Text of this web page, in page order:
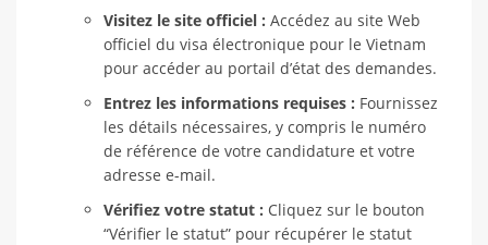
Visitez le site officiel : Accédez au site Web
officiel du visa électronique pour le Vietnam
pour accéder au portail d’état des demandes.
Entrez les informations requises : Fournissez
les détails nécessaires, y compris le numéro
de référence de votre candidature et votre
adresse e-mail.
Vérifiez votre statut : Cliquez sur le bouton
“Vérifier le statut” pour récupérer le statut